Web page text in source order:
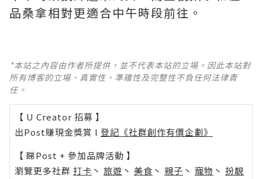
品桑拿相對更適合中午時段前往。
*本站之內容由作者所提供，並不代表本站的立場。因此本站對
所有博客的立場、真實性、準確性及完整性不負任何法律責
任。
【 U Creator 招募 】
出Post賺現金獎賞 l 登記《社群創作有價企劃》
【 睇Post + 參加品牌活動 】
瀏覽更多社群 打卡 丶 旅遊 丶 美食 丶 親子 丶 寵物 丶 扮靚